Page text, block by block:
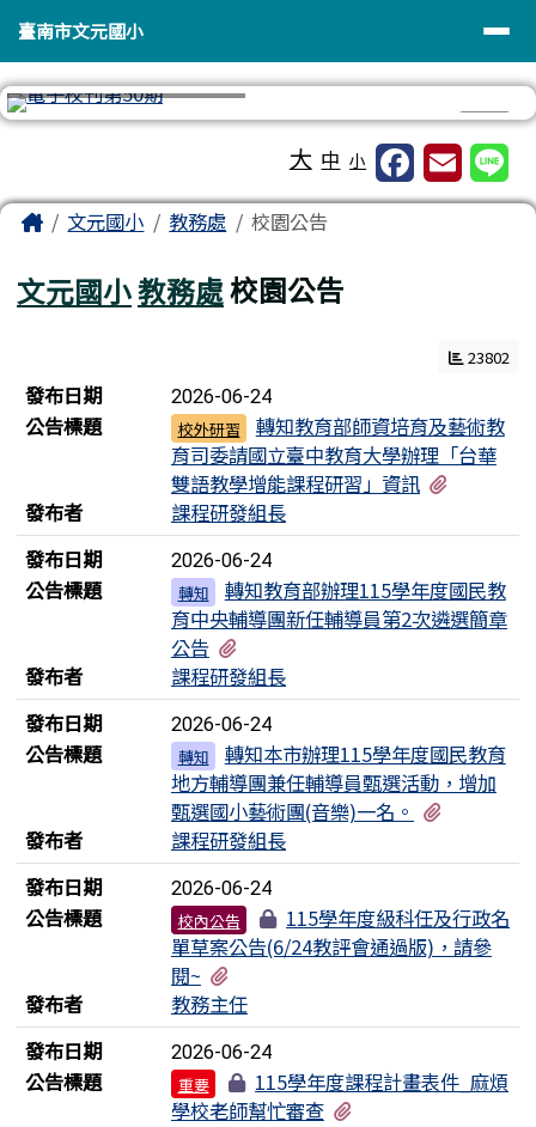
臺南市文元國小
導覽列
臺南市文元國小
大 中 小
主內容區域
Home文元國小 教務處 校園公告
文元國小教務處校園公告
23802
新聞列表
發布日期 2026-06-24
公告標題 校外研習
轉知教育部師資培育及藝術教
育司委請國立臺中教育大學辦理「台華
雙語教學增能課程研習」資訊
發布者
課程研發組長
發布日期
2026-06-24
公告標題 轉知
轉知教育部辦理115學年度國民教
育中央輔導團新任輔導員第2次遴選簡章
公告
發布者
課程研發組長
發布日期
2026-06-24
公告標題 轉知
轉知本市辦理115學年度國民教育
地方輔導團兼任輔導員甄選活動，增加
甄選國小藝術團(音樂)一名。
發布者
課程研發組長
發布日期
2026-06-24
公告標題 校內公告
115學年度級科任及行政名
單草案公告(6/24教評會通過版)，請參
閱~
發布者
教務主任
發布日期
2026-06-24
公告標題 重要
115學年度課程計畫表件_麻煩
學校老師幫忙審查
頁尾區域